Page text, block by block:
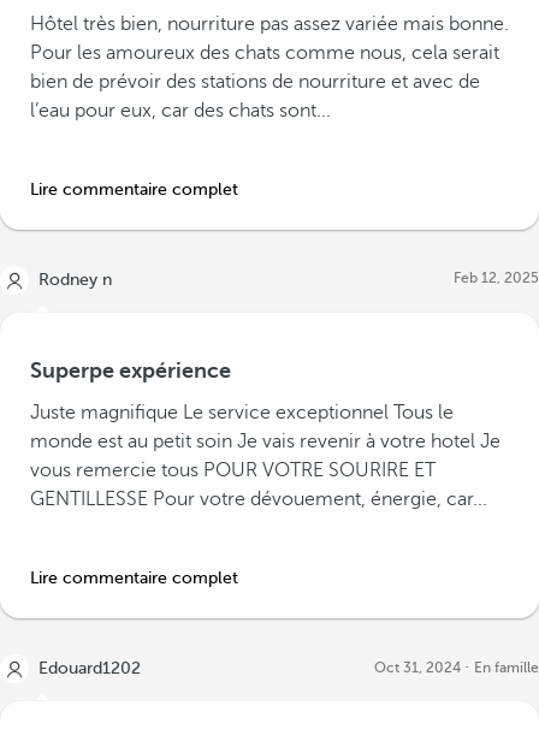
Hôtel très bien, nourriture pas assez variée mais bonne.
Pour les amoureux des chats comme nous, cela serait
bien de prévoir des stations de nourriture et avec de
l’eau pour eux, car des chats sont...
Lire commentaire complet
Rodney n Feb 12, 2025
Superpe expérience
Juste magnifique Le service exceptionnel Tous le
monde est au petit soin Je vais revenir à votre hotel Je
vous remercie tous POUR VOTRE SOURIRE ET
GENTILLESSE Pour votre dévouement, énergie, car...
Lire commentaire complet
Edouard1202 Oct 31, 2024 En famille